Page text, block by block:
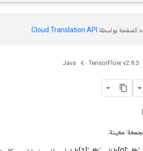
الصفحة بواسطة Cloud Translation API‏
TensorFlow v2.9.3
Java
معينة.